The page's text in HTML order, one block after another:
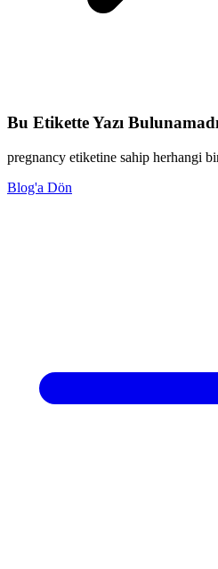
Bu Etikette Yazı
pregnancy etiketine sahip herhangi
Blog'a Dön